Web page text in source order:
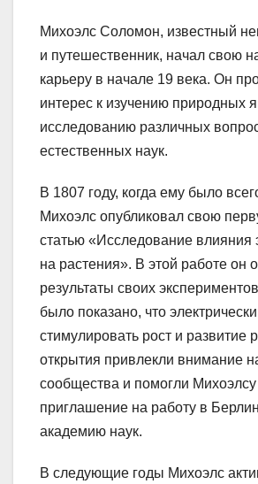
Михоэлс Соломон, известный
и путешественник, начал свою
карьеру в начале 19 века. Он
интерес к изучению природных
исследованию различных
естественных наук.
В 1807 году, когда ему было
Михоэлс опубликовал свою
статью «Исследование влияния
на растения». В этой работе он
результаты своих
было показано, что
стимулировать рост и развитие
открытия привлекли внимание
сообщества и помогли Михоэлсу
приглашение на работу в
академию наук.
В следующие годы Михоэлс